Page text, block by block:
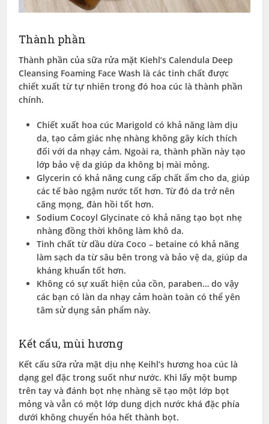
Thành phần
Thành phần của sữa rửa mặt Kiehl’s Calendula Deep
Cleansing Foaming Face Wash là các tinh chất được
chiết xuất từ tự nhiên trong đó hoa cúc là thành phần
chính.
Chiết xuất hoa cúc Marigold có khả năng làm dịu
da, tạo cảm giác nhẹ nhàng không gây kích thích
đối với da nhạy cảm. Ngoài ra, thành phần này tạo
lớp bảo vệ da giúp da không bị mài mỏng.
Glycerin có khả năng cung cấp chất ẩm cho da, giúp
các tế bào ngậm nước tốt hơn. Từ đó da trở nên
căng mọng, đàn hồi tốt hơn.
Sodium Cocoyl Glycinate có khả năng tạo bọt nhẹ
nhàng đồng thời không làm khô da.
Tinh chất từ dầu dừa Coco – betaine có khả năng
làm sạch da từ sâu bên trong và bảo vệ da, giúp da
kháng khuẩn tốt hơn.
Không có sự xuất hiện của cồn, paraben… do vậy
các bạn có làn da nhạy cảm hoàn toàn có thể yên
tâm sử dụng sản phẩm này.
Kết cấu, mùi hương
Kết cấu sữa rửa mặt dịu nhẹ Keihl’s hương hoa cúc là
dạng gel đặc trong suốt như nước. Khi lấy một bump
trên tay và đánh bọt nhẹ nhàng sẽ tạo một lớp bọt
mỏng và vẫn có một lớp dung dịch nước khá đặc phía
dưới không chuyển hóa hết thành bọt.